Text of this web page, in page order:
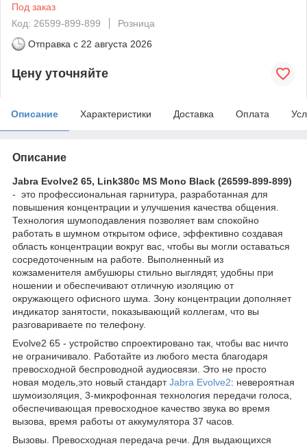
Под заказ
Код: 26599-899-899
Розница
Отправка с 22 августа 2026
Цену уточняйте
Описание Характеристики Доставка Оплата
Описание
Jabra Evolve2 65, Link380c MS Mono Black (26599-899-899)
- это профессиональная гарнитура, разработанная для
повышения концентрации и улучшения качества общения.
Технология шумоподавления позволяет вам спокойно
работать в шумном открытом офисе, эффективно создавая
область концентрации вокруг вас, чтобы вы могли оставаться
сосредоточенным на работе. Выполненный из
кожзаменителя амбушюры стильно выглядят, удобны при
ношении и обеспечивают отличную изоляцию от
окружающего офисного шума. Зону концентрации дополняет
индикатор занятости, показывающий коллегам, что вы
разговариваете по телефону.
Evolve2 65 - устройство спроектировано так, чтобы вас ничто
не ограничивало. Работайте из любого места благодаря
превосходной беспроводной аудиосвязи. Это не просто
новая модель,это новый стандартJabra Evolve2: невероятная
шумоизоляция, 3-микрофонная технология передачи голоса,
обеспечивающая превосходное качество звука во время
вызова, время работы от аккумулятора 37 часов.
Вызовы. Превосходная передача речи. Для выдающихся